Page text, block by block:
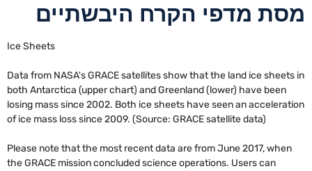
מסת מדפי הקרח היבשתיים
Ice Sheets
Data from NASA's GRACE satellites show that the land ice sheets in
both Antarctica (upper chart) and Greenland (lower) have been
losing mass since 2002. Both ice sheets have seen an acceleration
of ice mass loss since 2009. (Source: GRACE satellite data)
Please note that the most recent data are from June 2017, when
the GRACE mission concluded science operations. Users can